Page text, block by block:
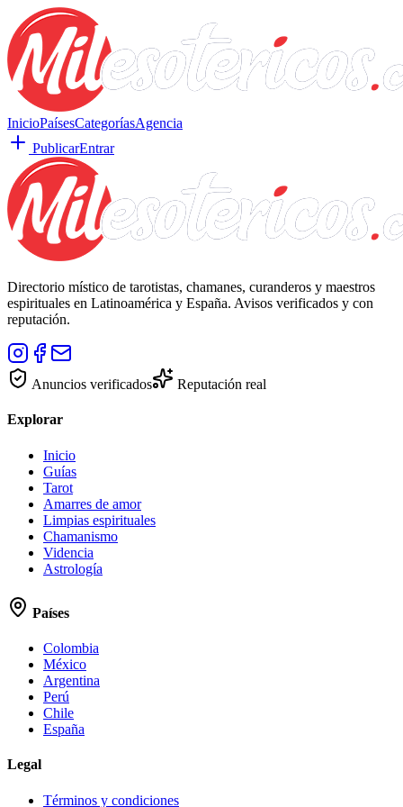
InicioPaísesCategoríasAgencia
PublicarEntrar
Directorio místico de tarotistas, chamanes, curanderos y maestros
espirituales en Latinoamérica y España. Avisos verificados y con
reputación.
Anuncios verificados Reputación real
Explorar
Inicio
Guías
Tarot
Amarres de amor
Limpias espirituales
Chamanismo
Videncia
Astrología
Países
Colombia
México
Argentina
Perú
Chile
España
Legal
Términos y condiciones